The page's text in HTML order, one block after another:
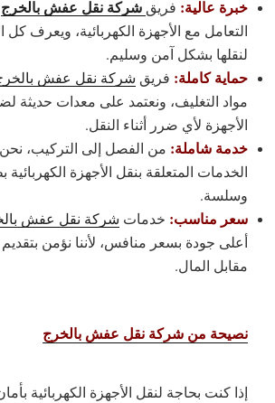
خبرة عالية: فريق شركة نقل عفش بالخرج
التعامل مع الأجهزة الكهربائية، ويعرف كل
لنقلها بشكل آمن وسليم.
حماية كاملة: فريق شركة نقل عفش
مواد التغليف، ونعتمد على معدات
الأجهزة لأي ضرر أثناء النقل.
خدمة شاملة: من الفصل إلى التركيب،
الخدمات المتعلقة بنقل الأجهزة الكهربائية
وسلسة.
سعر مناسب: خدمات شركة نقل عفش
أعلى جودة بسعر منافس، لأننا نؤمن
مقابل المال.
نصيحة من شركة نقل عفش بالخرج
إذا كنت بحاجة لنقل الأجهزة الكهربائية